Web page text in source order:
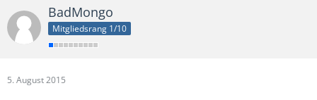
BadMongo
Mitgliedsrang 1/10
5. August 2015